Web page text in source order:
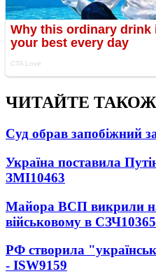
ЧИТАЙТЕ ТАКОЖ
Суд обрав запобіжний
Україна поставила
ЗМІ10463
Майора ВСП викрили
військовому в СЗЧ10365
РФ створила
- ISW9159